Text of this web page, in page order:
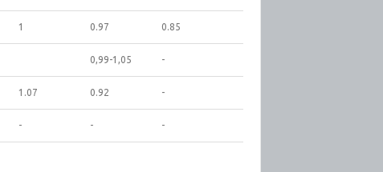
1 0.97 0.85
0,99-1,05 -
1.07 0.92 -
- - -